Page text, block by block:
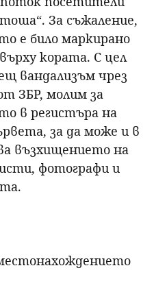
За съжаление,
е било маркирано
кората. С цел
вандализъм чрез
ЗБР, молим за
в регистъра на
за да може и в
възхищението на
фотографи и